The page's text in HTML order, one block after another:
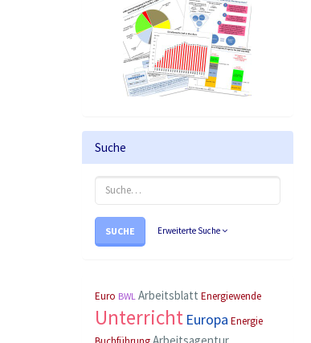
Suche
SUCHE Erweiterte Suche
Euro BWL Arbeitsblatt Energiewende
Unterricht Europa Energie
Arbeitsagentur